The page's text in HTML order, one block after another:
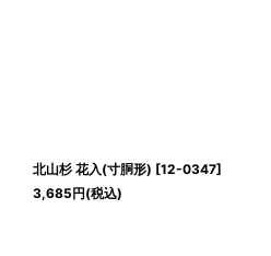
北山杉 花入(寸胴形) [12-0347]
3,685円(税込)